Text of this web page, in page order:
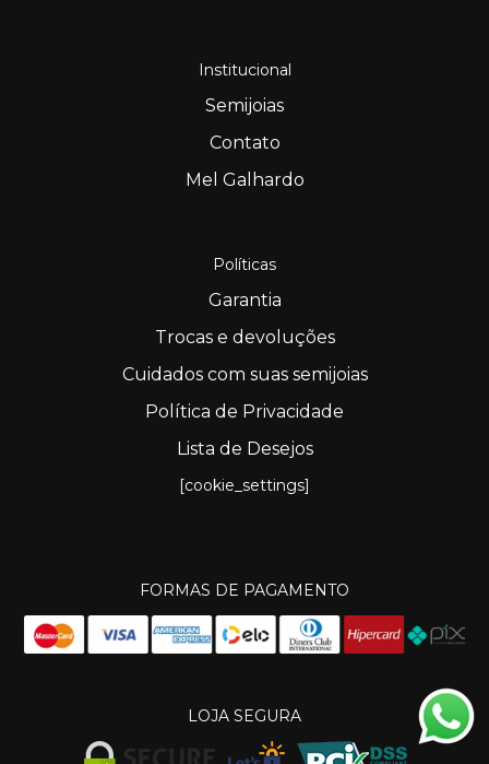
Institucional
Semijoias
Contato
Mel Galhardo
Políticas
Garantia
Trocas e devoluções
Cuidados com suas semijoias
Política de Privacidade
Lista de Desejos
[cookie_settings]
FORMAS DE PAGAMENTO
LOJA SEGURA